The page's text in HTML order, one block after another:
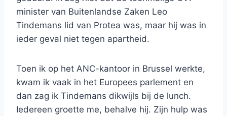
minister van Buitenlandse Zaken Leo
Tindemans lid van Protea was, maar hij was in
ieder geval niet tegen apartheid.
Toen ik op het ANC-kantoor in Brussel werkte,
kwam ik vaak in het Europees parlement en
dan zag ik Tindemans dikwijls bij de lunch.
Iedereen groette me, behalve hij. Zijn hulp was